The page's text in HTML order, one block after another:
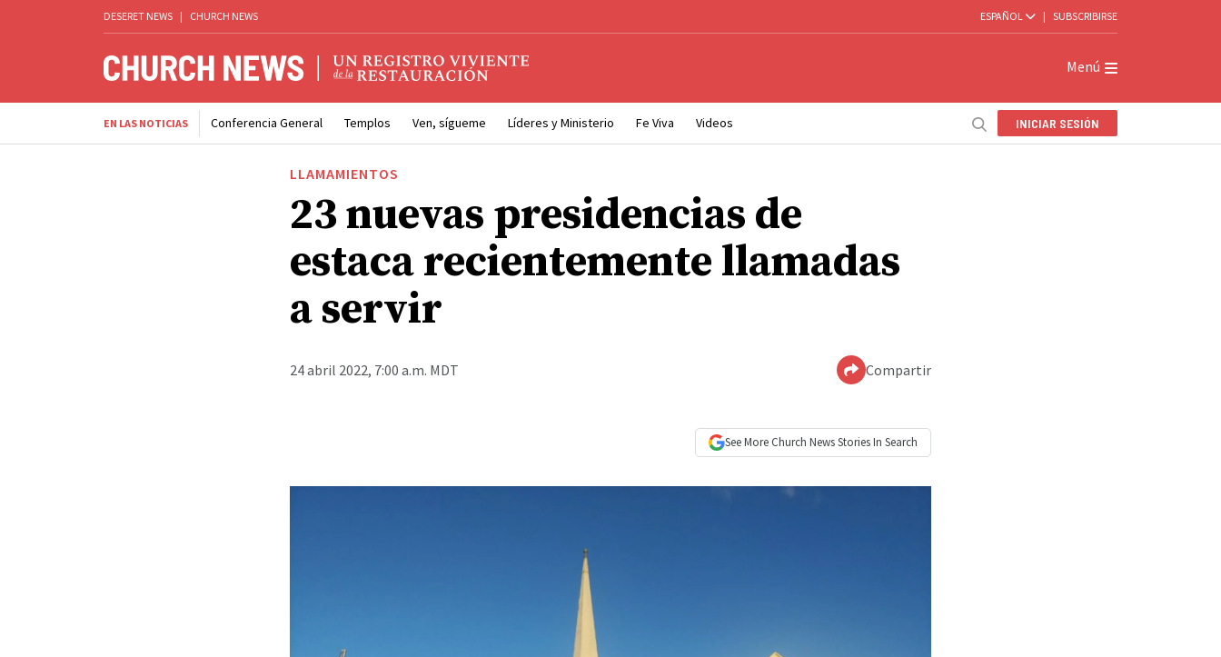
DESERET NEWS | CHURCH NEWS ESPAÑOL | SUBSCRIBIRSE
Menú
EN LAS NOTICIAS Conferencia General Templos Ven, sígueme Líderes y Ministerio Fe Viva Videos INICIAR SESIÓN
LLAMAMIENTOS
23 nuevas presidencias de
estaca recientemente llamadas
a servir
24 abril 2022, 7:00 a.m. MDT Compartir
See More Church NewsStories In Search